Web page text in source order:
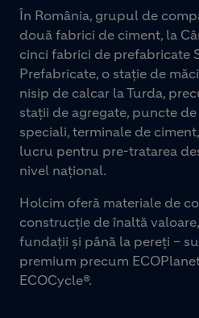
În România, grupul de
două fabrici de ciment, la
cinci fabrici de prefabricate
Prefabricate, o stație de
nisip de calcar la Turda,
stații de agregate, puncte
speciali, terminale de
lucru pentru pre-tratarea
nivel național.
Holcim oferă materiale de
construcție de înaltă
fundații și până la pereți –
premium precum
ECOCycle®.